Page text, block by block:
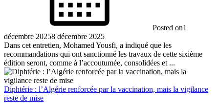
Posted on1
décembre 20258 décembre 2025
Dans cet entretien, Mohamed Yousfi, a indiqué que les
recommandations qui ont sanctionné les travaux de cette sixième
édition seront, comme à l’accoutumée, consolidées et ...
Diphtérie : l’Algérie renforcée par la vaccination, mais la vigilance
reste de mise